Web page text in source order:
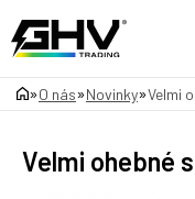
»O nás»Novinky»Velmi
Velmi ohebné